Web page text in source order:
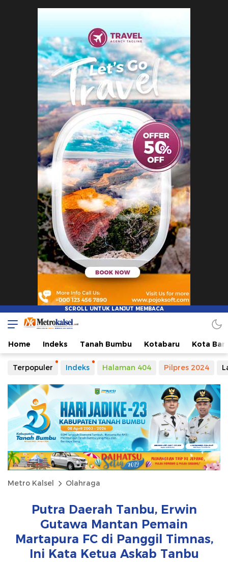
Home Indeks Tanah Bumbu Kotabaru Kota
Terpopuler Indeks Halaman 404 Pilpres 2024
Metro Kalsel Olahraga
Putra Daerah Tanbu, Erwin
Gutawa Mantan Pemain
Martapura FC di Panggil Timnas,
Ini Kata Ketua Askab Tanbu